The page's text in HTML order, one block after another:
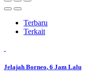
Terbaru
Terkait
Jelajah Borneo, 6 Jam Lalu